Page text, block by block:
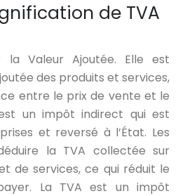
de TVA
la Valeur Ajoutée. Elle est
des produits et services,
entre le prix de vente et le
un impôt indirect qui est
et reversé à l’État. Les
la TVA collectée sur
de services, ce qui réduit le
La TVA est un impôt